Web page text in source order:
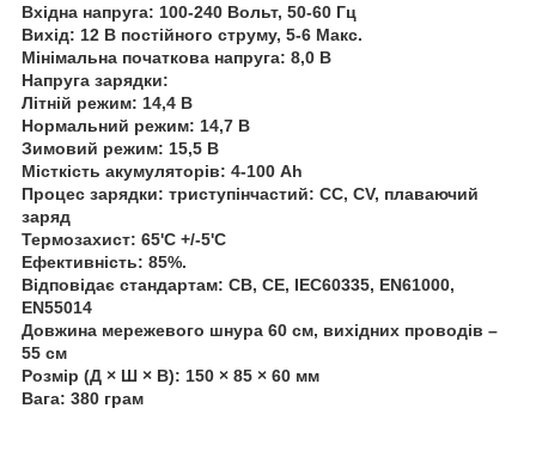
Вхідна напруга: 100-240 Вольт, 50-60 Гц
Вихід: 12 В постійного струму, 5-6 Макс.
Мінімальна початкова напруга: 8,0 В
Напруга зарядки:
Літній режим: 14,4 В
Нормальний режим: 14,7 В
Зимовий режим: 15,5 В
Місткість акумуляторів: 4-100 Ah
Процес зарядки: триступінчастий: CC, CV, плаваючий
заряд
Термозахист: 65'C +/-5'C
Ефективність: 85%.
Відповідає стандартам: CB, CE, IEC60335, EN61000,
EN55014
Довжина мережевого шнура 60 см, вихідних проводів –
55 см
Розмір (Д × Ш × В): 150 × 85 × 60 мм
Вага: 380 грам